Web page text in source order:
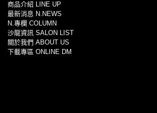
商品介紹 LINE UP
最新消息 N.NEWS
N.專欄 COLUMN
沙龍資訊 SALON LIST
關於我們 ABOUT US
下載專區 ONLINE DM